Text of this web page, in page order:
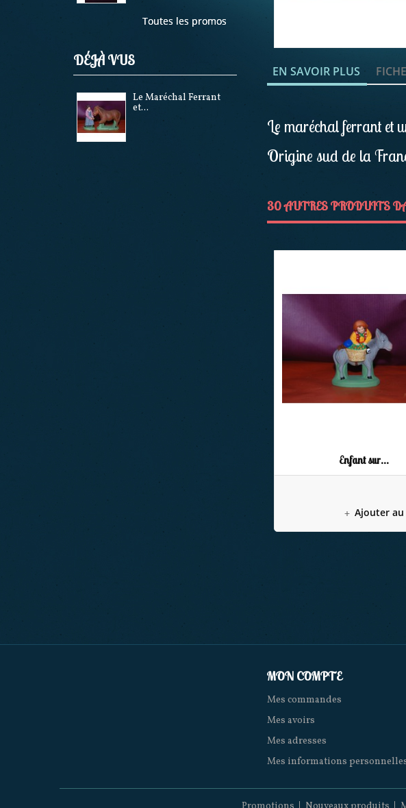
Toutes les promos
DÉJÀ VUS
Le Maréchal Ferrant
et...
EN SAVOIR PLUS
Le maréchal ferrant et
Origine sud de la
30 AUTRES PRODUITS
Enfant sur...
Ajouter
MON COMPTE
Mes commandes
Mes avoirs
Mes adresses
Mes informations